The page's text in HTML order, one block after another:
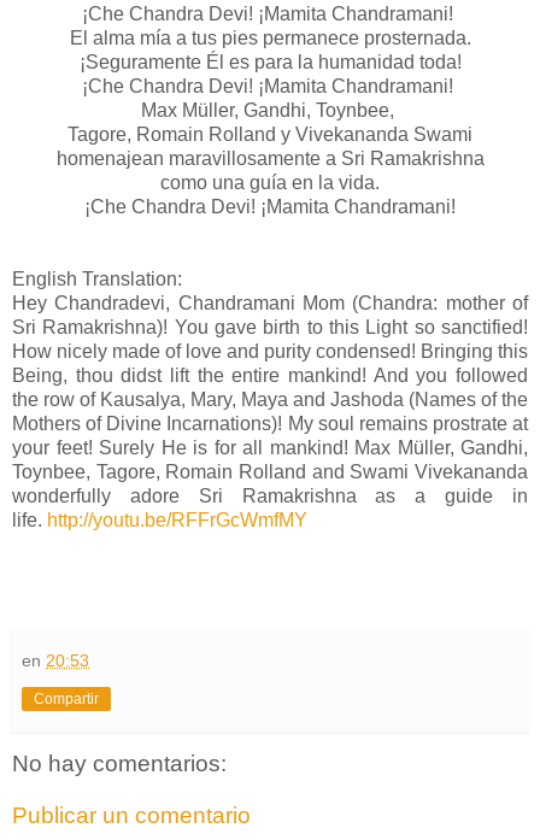
¡Che Chandra Devi! ¡Mamita Chandramani!
El alma mía a tus pies permanece prosternada.
¡Seguramente Él es para la humanidad toda!
¡Che Chandra Devi! ¡Mamita Chandramani!
Max Müller, Gandhi, Toynbee,
Tagore, Romain Rolland y Vivekananda Swami
homenajean maravillosamente a Sri Ramakrishna
como una guía en la vida.
¡Che Chandra Devi! ¡Mamita Chandramani!
English Translation:
Hey Chandradevi, Chandramani Mom (Chandra: mother of
Sri Ramakrishna)! You gave birth to this Light so sanctified!
How nicely made of love and purity condensed! Bringing this
Being, thou didst lift the entire mankind! And you followed
the row of Kausalya, Mary, Maya and Jashoda (Names of the
Mothers of Divine Incarnations)! My soul remains prostrate at
your feet! Surely He is for all mankind! Max Müller, Gandhi,
Toynbee, Tagore, Romain Rolland and Swami Vivekananda
wonderfully adore Sri Ramakrishna as a guide in
life. http://youtu.be/RFFrGcWmfMY
en 20:53
Compartir
No hay comentarios:
Publicar un comentario